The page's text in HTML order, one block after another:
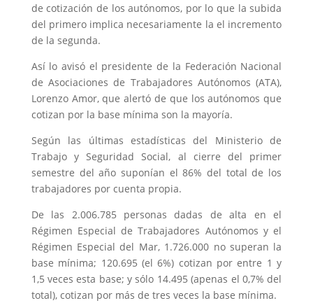
de cotización de los autónomos, por lo que la subida
del primero implica necesariamente la el incremento
de la segunda.
Así lo avisó el presidente de la Federación Nacional
de Asociaciones de Trabajadores Autónomos (ATA),
Lorenzo Amor, que alertó de que los autónomos que
cotizan por la base mínima son la mayoría.
Según las últimas estadísticas del Ministerio de
Trabajo y Seguridad Social, al cierre del primer
semestre del año suponían el 86% del total de los
trabajadores por cuenta propia.
De las 2.006.785 personas dadas de alta en el
Régimen Especial de Trabajadores Autónomos y el
Régimen Especial del Mar, 1.726.000 no superan la
base mínima; 120.695 (el 6%) cotizan por entre 1 y
1,5 veces esta base; y sólo 14.495 (apenas el 0,7% del
total), cotizan por más de tres veces la base mínima.